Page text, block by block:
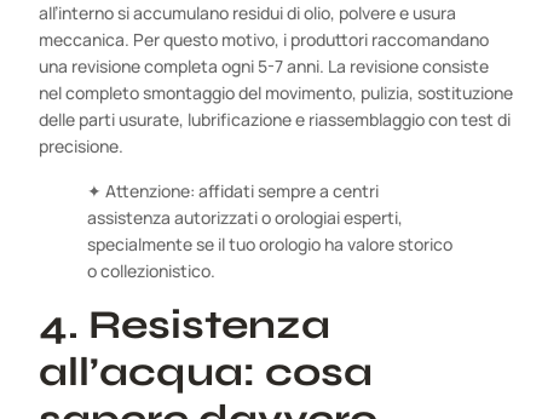
all’interno si accumulano residui di olio, polvere e usura
meccanica. Per questo motivo, i produttori raccomandano
una revisione completa ogni 5-7 anni. La revisione consiste
nel completo smontaggio del movimento, pulizia, sostituzione
delle parti usurate, lubrificazione e riassemblaggio con test di
precisione.
✦ Attenzione: affidati sempre a centri
assistenza autorizzati o orologiai esperti,
specialmente se il tuo orologio ha valore storico
o collezionistico.
4. Resistenza
all’acqua: cosa